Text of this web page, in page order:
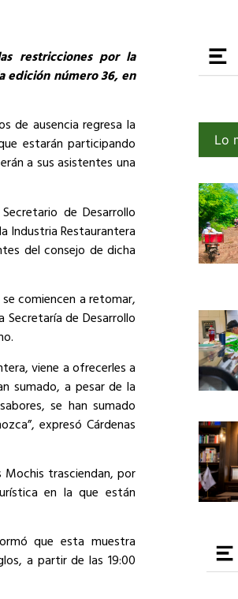
restricciones por la
edición número 36, en
de ausencia regresa la
estarán participando
a sus asistentes una
de Desarrollo
Industria Restaurantera
del consejo de dicha
comiencen a retomar,
de Desarrollo
viene a ofrecerles a
sumado, a pesar de la
se han sumado
expresó Cárdenas
trasciendan, por
en la que están
que esta muestra
a partir de las 19:00
Lo